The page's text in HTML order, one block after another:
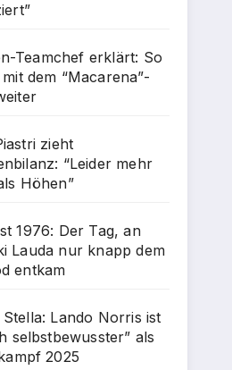
Teamchef erklärt: So
dem “Macarena”-
zieht
“Leider mehr
Höhen”
1976: Der Tag, an
Lauda nur knapp dem
entkam
Lando Norris ist
selbstbewusster” als
2025